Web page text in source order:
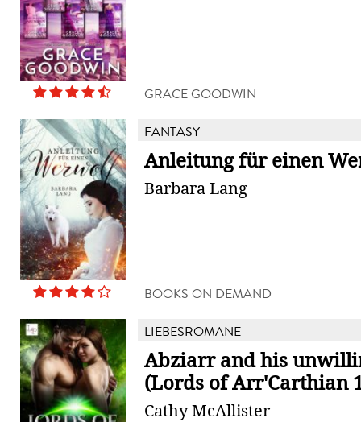
GRACE GOODWIN
FANTASY
Anleitung für einen
Barbara Lang
BOOKS ON DEMAND
LIEBESROMANE
Abziarr and his
(Lords of Arr'Carthian
Cathy McAllister